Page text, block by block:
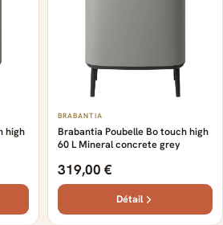
high
BRABANTIA
Brabantia Poubelle Bo touch high
60 L Mineral concrete grey
319,00 €
Détail